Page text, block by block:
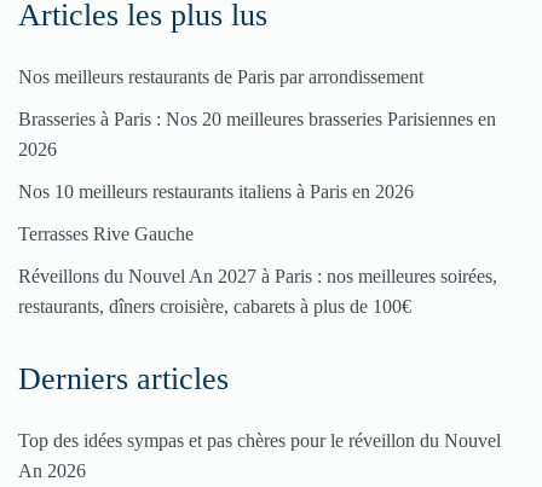
enregistrer
votre
Cliquez
Articles les plus lus
Nos meilleurs restaurants de Paris par arrondissement
Brasseries à Paris : Nos 20 meilleures brasseries Parisiennes en
2026
Nos 10 meilleurs restaurants italiens à Paris en 2026
Terrasses Rive Gauche
Réveillons du Nouvel An 2027 à Paris : nos meilleures soirées,
restaurants, dîners croisière, cabarets à plus de 100€
Derniers articles
Top des idées sympas et pas chères pour le réveillon du Nouvel
An 2026